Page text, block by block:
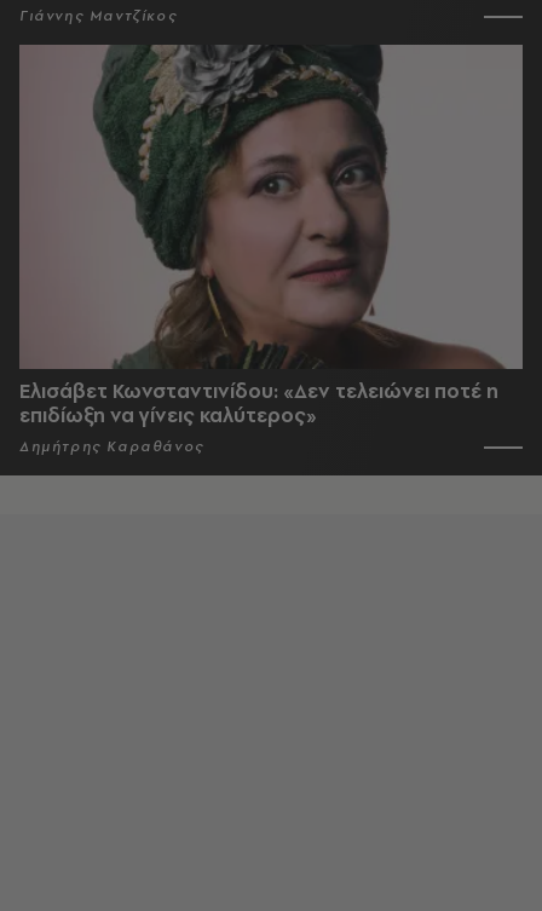
Γιάννης Μαντζίκος
Ελισάβετ Κωνσταντινίδου: «Δεν τελειώνει ποτέ η
επιδίωξη να γίνεις καλύτερος»
Δημήτρης Καραθάνος